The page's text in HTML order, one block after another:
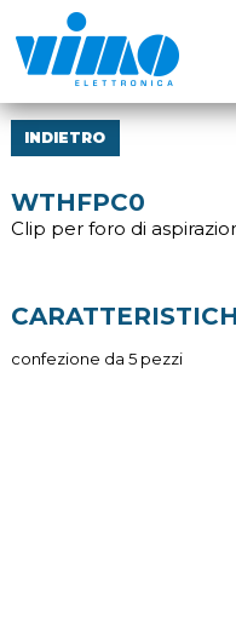
INDIETRO
WTHFPC0
Clip per foro di
confezione da 5 pezzi